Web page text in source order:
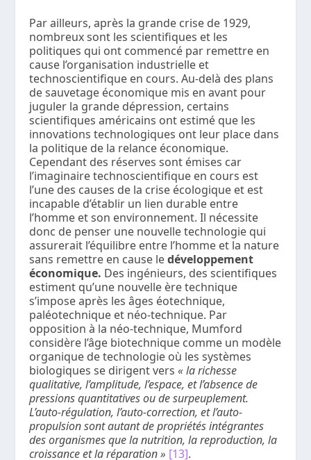
Par ailleurs, après la grande crise de 1929,
nombreux sont les scientifiques et les
politiques qui ont commencé par remettre en
cause l’organisation industrielle et
technoscientifique en cours. Au-delà des plans
de sauvetage économique mis en avant pour
juguler la grande dépression, certains
scientifiques américains ont estimé que les
innovations technologiques ont leur place dans
la politique de la relance économique.
Cependant des réserves sont émises car
l’imaginaire technoscientifique en cours est
l’une des causes de la crise écologique et est
incapable d’établir un lien durable entre
l’homme et son environnement. Il nécessite
donc de penser une nouvelle technologie qui
assurerait l’équilibre entre l’homme et la nature
sans remettre en cause ledéveloppement
économique. Des ingénieurs, des scientifiques
estiment qu’une nouvelle ère technique
s’impose après les âges éotechnique,
paléotechnique et néo-technique. Par
opposition à la néo-technique, Mumford
considère l’âge biotechnique comme un modèle
organique de technologie où les systèmes
biologiques se dirigent vers« la richesse
qualitative, l’amplitude, l’espace, et l’absence de
pressions quantitatives ou de surpeuplement.
L’auto-régulation, l’auto-correction, et l’auto-
propulsion sont autant de propriétés intégrantes
des organismes que la nutrition, la reproduction, la
croissance et la réparation » [13].